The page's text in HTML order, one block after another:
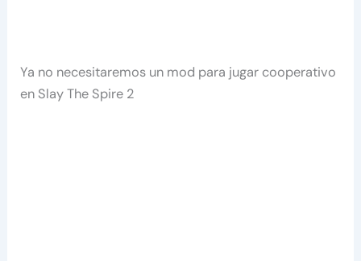
Ya no necesitaremos un mod para jugar cooperativo
en Slay The Spire 2